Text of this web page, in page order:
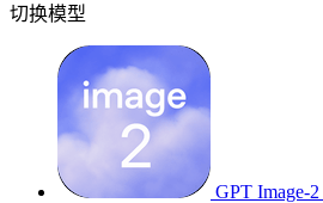
切换模型
GPT Image-2